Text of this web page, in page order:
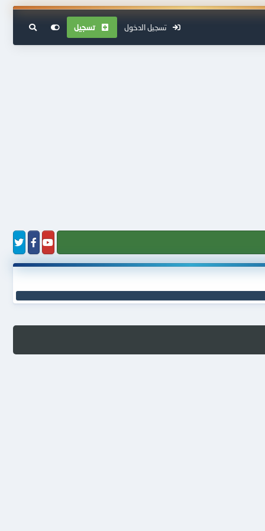
تسجيل الدخول تسجيل